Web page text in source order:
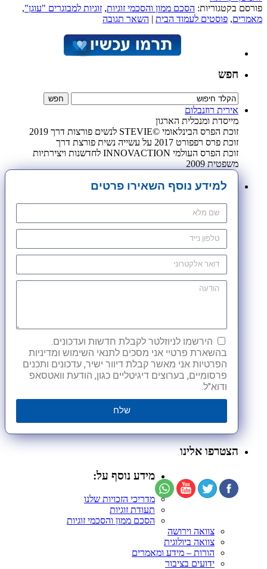
פורסם בקטגוריות: הסכם ממון והסכמי זוגיות, זוגיות למבוגרים "עוגן",
מאמרים, פוסטים לעמוד הבית | השאר תגובה
חפש
אירית רוזנבלום
מייסדת ומנכלית הארגון
זוכת הפרס הבינלאומי ©STEVIE לנשים פורצות דרך 2019
זוכת פרס רפפורט 2017 על עשייה נשית פורצת דרך
זוכת הפרס העולמי INNOVACTION לחדשנות ויצירתיות
משפטית 2009
למידע נוסף השאירו פרטים
הירשמו לניוזלטר לקבלת חדשות ועדכונים.
בהשארת פרטיי אני מסכים לתנאי השימוש ומדיניות
הפרטיות אני מאשר קבלת דיוור ישיר, עדכונים ותכנים
פרסומיים, בערוצים דיגיטליים כגון, הודעת וואטסאפ
ודוא"ל.
שלח
הצטרפו אלינו
מידע נוסף על:
מדריכי הזכויות שלנו
תעודת זוגיות
הסכם ממון והסכמי זוגיות
צוואה וירושה
צוואה ביולוגית
הורות – מידע ומאמרים
ידועים בציבור